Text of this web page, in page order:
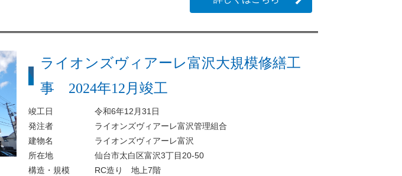
ライオンズヴィアーレ富沢大規模修繕工
事 2024年12月竣工
竣工日
令和6年12月31日
発注者
ライオンズヴィアーレ富沢管理組合
建物名
ライオンズヴィアーレ富沢
所在地
仙台市太白区富沢3丁目20-50
構造・規模
RC造り 地上7階